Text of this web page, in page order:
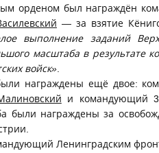
орденом был награждён
— за взятие
выполнение заданий
масштаба в результате
войск».
награждены ещё двое:
и командующий
были награждены за
Ленинградским